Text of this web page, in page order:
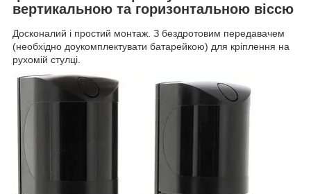
вертикальною та горизонтальною віссю
Досконалий і простий монтаж. З бездротовим передавачем
(необхідно доукомплектувати батарейкою) для кріплення на
рухомій стулці.